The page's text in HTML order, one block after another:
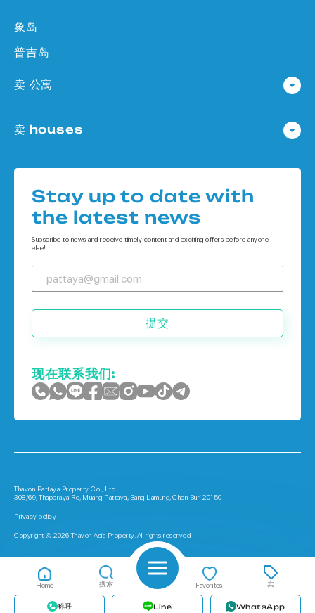
Home 搜索 Favorites 卖
称呼 Line WhatsApp
象岛
普吉岛
卖 公寓
公寓 在
公寓 在 普吉岛
卖 houses
Houses 在 象岛
Stay up to date with
the latest news
Subscribe to news and receive timely content and exciting offers before anyone
else!
提交
现在联系我们:
Thavon Pattaya Property Co., Ltd.
308/69, Thappraya Rd, Muang Pattaya, Bang Lamung, Chon Buri 20150
Privacy policy
Copyright © 2026 Thavon Asia Property. All rights reserved